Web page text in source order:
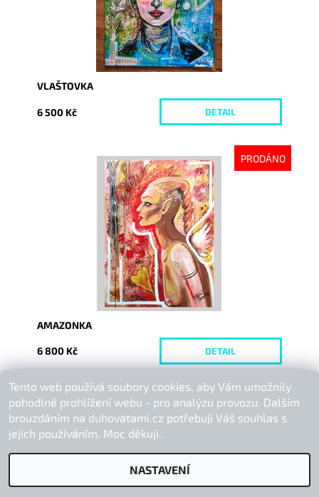
VLAŠTOVKA
6 500 Kč DETAIL
PRODÁNO
Vyprodáno
6688
AMAZONKA
6 800 Kč DETAIL
Buďte první, kdo napíše příspěvek k této položce.
Přidat komentář
2026 © Duhová Tami, všechna práva vyhrazena
Tento web používá soubory cookies, aby Vám umožnily
pohodlné prohlížení webu - pro analýzu provozu. Dalším
brouzdáním na duhovatami.cz potřebuji Váš souhlas s
jejich používáním. Moc děkuji.
NASTAVENÍ